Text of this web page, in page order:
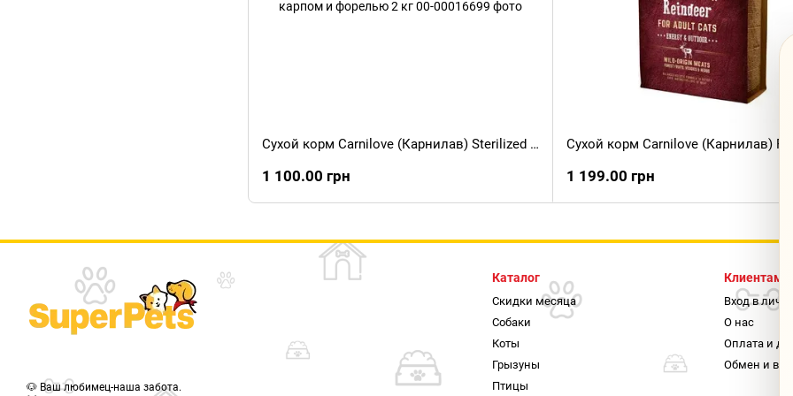
Сухой корм Carnilove (Карнилав) Sterilized для взрослых стерилизованных кошек с карпом и форелью 2 кг
1 100.00 грн 1 199.00 грн
🐶 Ваш любимец-наша забота.
Каталог
Скидки месяца
Собаки
Коты
Грызуны
Птицы
Клиентам
Вход в
О нас
Оплата и
Обмен и